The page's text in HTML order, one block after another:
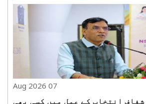
07 Aug 2026
انتخاب کے عمل میں کسی بھی